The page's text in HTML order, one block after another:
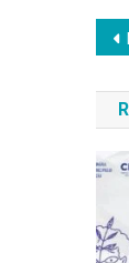
în